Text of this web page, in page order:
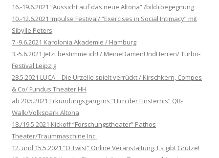
16.-19.6.2021 “Aussicht auf das neue Altona” /bild+begegnung
10.-12.6.2021 Impulse Festival/ “Exercises in Social Intimacy” mit
Sibylle Peters
7.-9.6.2021 Karolonia Akademie / Hamburg
3.-5.6.2021 Jetzt bestimme ich! / MeineDamenUndHerren/ Turbo-
Festival Leipzig
28.5.2021 LUCA – Die Urzelle spielt verrückt / Kirschkern, Compes
& Co/ Fundus Theater HH
ab 20.5.2021 Erkundungsgang ins “Hirn der Finsternis” QR-
Walk/Volkspark Altona
18./19.5.2021 Kickoff “Forschungstheater” Pathos
Theater/Traummaschine Inc.
12. und 15.5.2021 “O,Twist” Online Veranstaltung. Es gibt Grütze!